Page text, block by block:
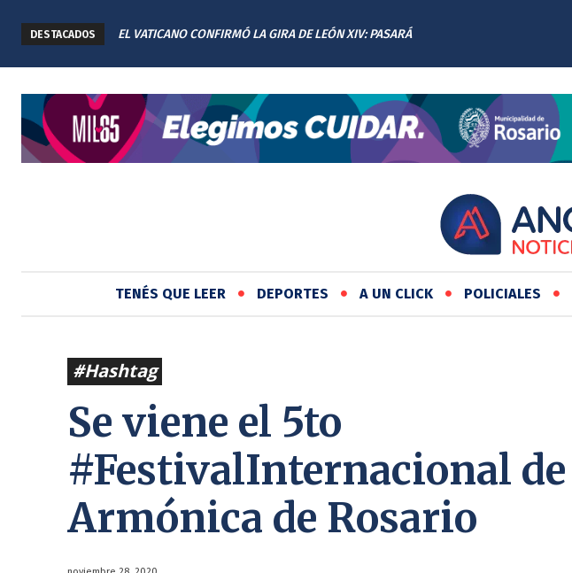
DESTACADOS
EL VATICANO CONFIRMÓ LA GIRA DE LEÓN XIV: PASARÁ
SAN JERÓNIMO SUD INICIÓ LA RENOVACIÓN INTEGRAL DE LA
TENÉS QUE LEER DEPORTES A UN CLICK POLICIALES
#Hashtag
Se viene el 5to
#FestivalInternacional de
Armónica de Rosario